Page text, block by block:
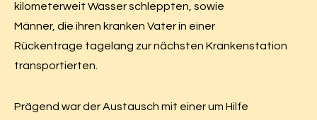
kilometerweit Wasser schleppten, sowie
Männer, die ihren kranken Vater in einer
Rückentrage tagelang zur nächsten Krankenstation
transportierten.
Prägend war der Austausch mit einer um Hilfe